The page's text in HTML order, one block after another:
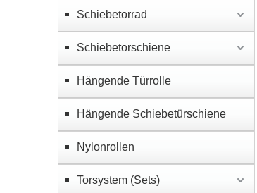
Schiebetorrad
Schiebetorschiene
Hängende Türrolle
Hängende Schiebetürschiene
Nylonrollen
Torsystem (Sets)